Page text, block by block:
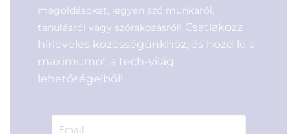
megoldásokat, legyen szó munkáról,
tanulásról vagy szórakozásról! Csatlakozz
hírleveles közösségünkhöz, és hozd ki a
maximumot a tech-világ
lehetőségeiből!